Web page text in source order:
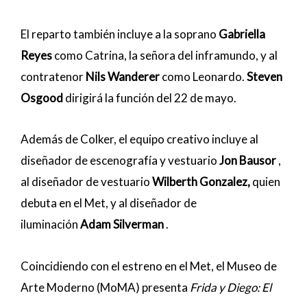
El reparto también incluye a la soprano Gabriella
Reyescomo Catrina, la señora del inframundo, y al
contratenorNils Wanderercomo Leonardo.Steven
Osgooddirigirá la función del 22 de mayo.
Además de Colker, el equipo creativo incluye al
diseñador de escenografía y vestuarioJon Bausor,
al diseñador de vestuarioWilberth Gonzalez,quien
debuta en el Met, y al diseñador de
iluminaciónAdam Silverman.
Coincidiendo con el estreno en el Met, el Museo de
Arte Moderno (MoMA) presenta Frida y Diego: El